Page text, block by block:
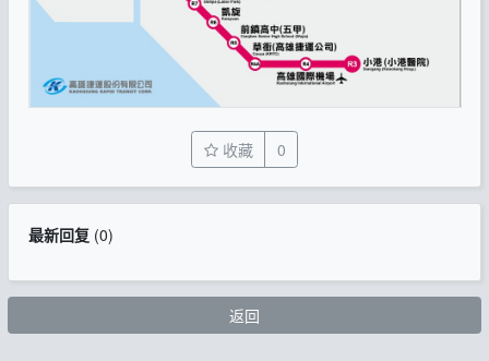
收藏 0
最新回复(0)
返回